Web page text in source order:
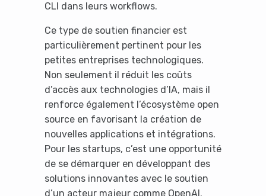
CLI dans leurs workflows.
Ce type de soutien financier est
particulièrement pertinent pour les
petites entreprises technologiques.
Non seulement il réduit les coûts
d’accès aux technologies d’IA, mais il
renforce également l’écosystème open
source en favorisant la création de
nouvelles applications et intégrations.
Pour les startups, c’est une opportunité
de se démarquer en développant des
solutions innovantes avec le soutien
d’un acteur majeur comme OpenAI.